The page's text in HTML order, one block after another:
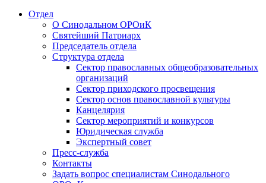
Отдел
О Синодальном ОРОиК
Святейший Патриарх
Председатель отдела
Структура отдела
Сектор православных общеобразовательных
организаций
Сектор приходского просвещения
Сектор основ православной культуры
Канцелярия
Сектор мероприятий и конкурсов
Юридическая служба
Экспертный совет
Пресс-служба
Контакты
Задать вопрос специалистам Синодального